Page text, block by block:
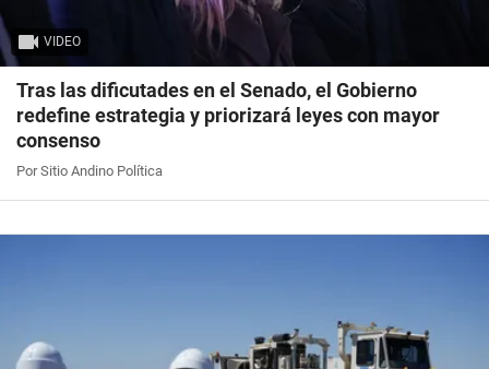
VIDEO
Tras las dificutades en el Senado, el Gobierno
redefine estrategia y priorizará leyes con mayor
consenso
Por Sitio Andino Política